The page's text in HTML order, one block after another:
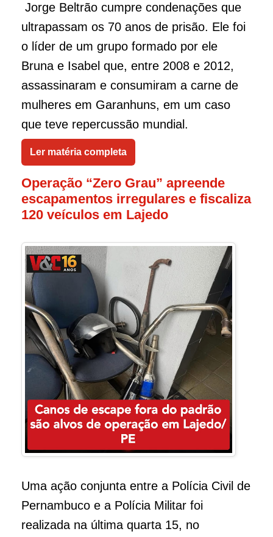
Jorge Beltrão cumpre condenações que
ultrapassam os 70 anos de prisão. Ele foi
o líder de um grupo formado por ele
Bruna e Isabel que, entre 2008 e 2012,
assassinaram e consumiram a carne de
mulheres em Garanhuns, em um caso
que teve repercussão mundial.
Ler matéria completa
Operação “Zero Grau” apreende
escapamentos irregulares e fiscaliza
120 veículos em Lajedo
Uma ação conjunta entre a Polícia Civil de
Pernambuco e a Polícia Militar foi
realizada na última quarta 15, no